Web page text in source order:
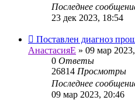
Последнее
23 дек 2023, 18:54
Поставлен диагноз
АнастасияЕ » 09 мар
0 Ответы
26814 Просмотры
Последнее
09 мар 2023, 20:46